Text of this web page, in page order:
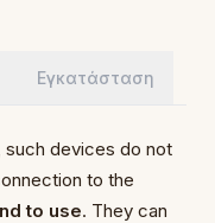
Εγκατάσταση
such devices do not
to the
to use. They can